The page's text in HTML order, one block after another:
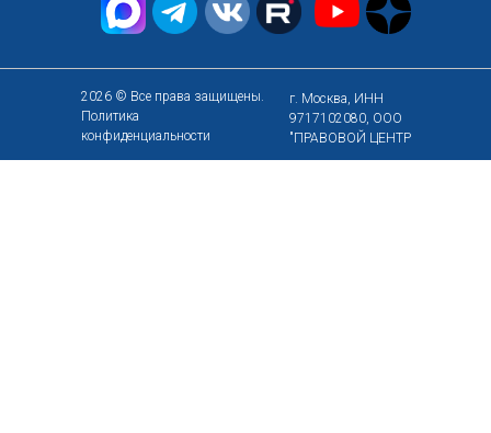
2026 © Все права защищены.
Политика
конфиденциальности
г. Москва, ИНН
9717102080, ООО
"ПРАВОВОЙ ЦЕНТР